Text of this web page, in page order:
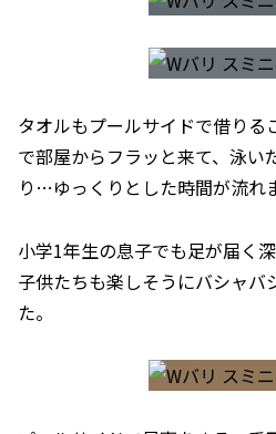
タオルもプールサイドで借りる
で部屋からフラッと来て、泳い
り…ゆっくりとした時間が流れ
小学1年生の息子でも足が届く
子供たちも楽しそうにバシャバ
た。